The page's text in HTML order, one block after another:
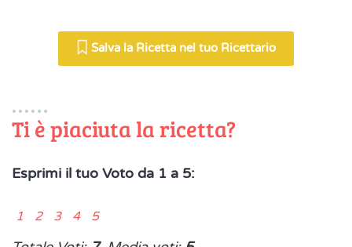
Salva la Ricetta nel tuo Ricettario
Ti è piaciuta la ricetta?
Esprimi il tuo Voto da 1 a 5:
1 2 3 4 5